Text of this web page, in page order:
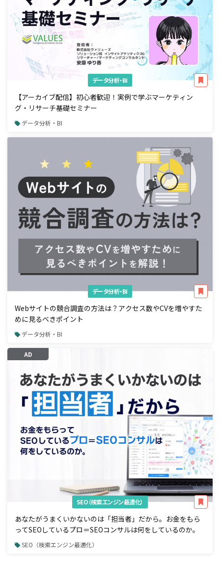
データ分析・BI
【アーカイブ配信】初心者歓迎！実例で学ぶマーケティン
グ・リサーチ基礎セミナー
データ分析・BI
データ分析・BI
Webサイトの競合調査の方法は？アクセス数やCVを増やすた
めに見るべきポイント
データ分析・BI
AD
SEO（検索エンジン最適化）
あなたがうまくいかないのは「担当者」だから。お金をもら
ってSEOしているプロ＝SEOコンサルは何をしているのか。
SEO（検索エンジン最適化）